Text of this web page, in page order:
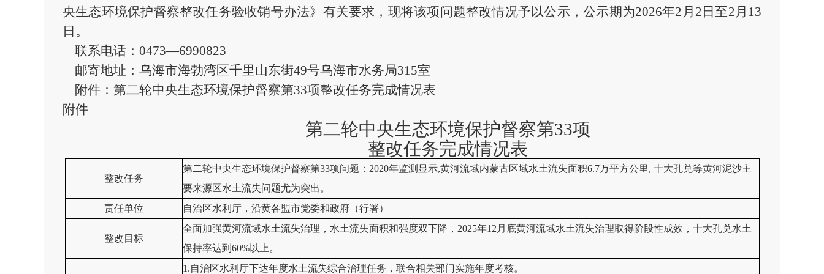
央生态环境保护督察整改任务验收销号办法》有关要求，现将该项问题整改情况予以公示，公示期为2026年2月2日至2月13
日。
联系电话：0473—6990823
邮寄地址：乌海市海勃湾区千里山东街49号乌海市水务局315室
附件：第二轮中央生态环境保护督察第33项整改任务完成情况表
附件
第二轮中央生态环境保护督察第33项
整改任务完成情况表
整改任务
第二轮中央生态环境保护督察第33项问题：2020年监测显示,黄河流域内蒙古区域水土流失面积6.7万平方公里, 十大孔兑等黄河泥沙主
要来源区水土流失问题尤为突出。
责任单位
自治区水利厅，沿黄各盟市党委和政府（行署）
整改目标
全面加强黄河流域水土流失治理，水土流失面积和强度双下降，2025年12月底黄河流域水土流失治理取得阶段性成效，十大孔兑水土
保持率达到60%以上。
1.自治区水利厅下达年度水土流失综合治理任务，联合相关部门实施年度考核。